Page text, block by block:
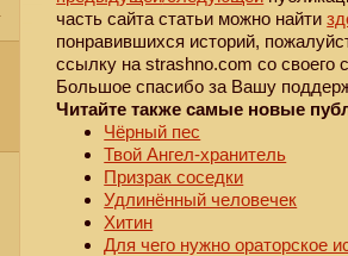
часть сайта статьи можно найти
понравившихся историй,
ссылку на strashno.com со своего
Большое спасибо за Вашу
Читайте также самые новые
Чёрный пес
Твой Ангел-хранитель
Призрак соседки
Удлинённый человечек
Хитин
Для чего нужно ораторское